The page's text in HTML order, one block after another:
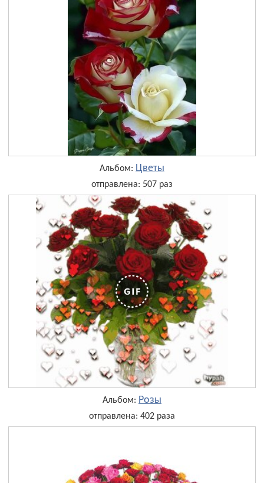
Альбом: Цветы
отправлена: 507 раз
Альбом: Розы
отправлена: 402 раза